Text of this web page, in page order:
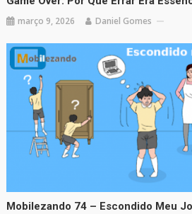
março 9, 2026 Daniel Gomes
Mobilezando 74 – Escondido Meu